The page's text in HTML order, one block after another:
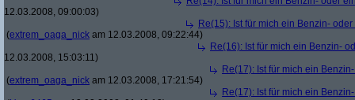
12.03.2008, 09:00:03)
Re(15): Ist für mich ein Benzin-
(extrem_oaga_nick am 12.03.2008, 09:22:44)
Re(16): Ist für mich ein Benzin-
12.03.2008, 15:03:11)
Re(17): Ist für mich ein
(extrem_oaga_nick am 12.03.2008, 17:21:54)
Re(17): Ist für mich ein